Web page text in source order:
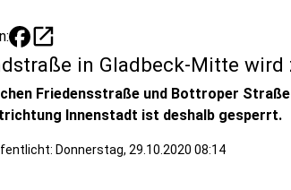
open_in_new
in Gladbeck-Mitte wird
Friedensstraße und Bottroper
Innenstadt ist deshalb gesperrt.
Donnerstag, 29.10.2020 08:14